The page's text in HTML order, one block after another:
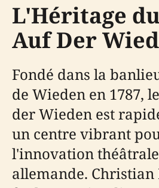
L'Héritage
Auf Der
Fondé dans la
de Wieden en 1787,
der Wieden est
un centre vibrant
l'innovation
allemande. Christian